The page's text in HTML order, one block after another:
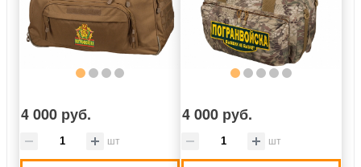
4 000 руб.
шт
4 000 руб.
шт